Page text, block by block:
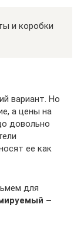
и коробки
вариант. Но
а цены на
довольно
ее как
для
–